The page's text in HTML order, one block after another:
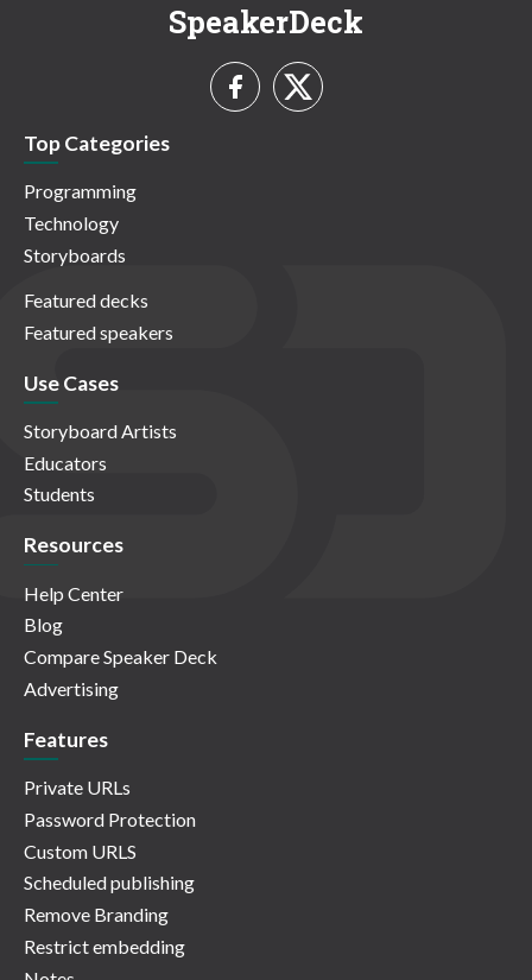
SpeakerDeck
Top Categories
Programming
Technology
Storyboards
Featured decks
Featured speakers
Use Cases
Storyboard Artists
Educators
Students
Resources
Help Center
Blog
Compare Speaker Deck
Advertising
Features
Private URLs
Password Protection
Custom URLS
Scheduled publishing
Remove Branding
Restrict embedding